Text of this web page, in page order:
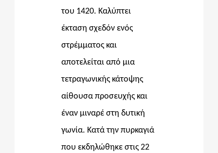
του 1420. Καλύπτει
έκταση σχεδόν ενός
στρέμματος και
αποτελείται από μια
τετραγωνικής κάτοψης
αίθουσα προσευχής και
έναν μιναρέ στη δυτική
γωνία. Κατά την πυρκαγιά
που εκδηλώθηκε στις 22